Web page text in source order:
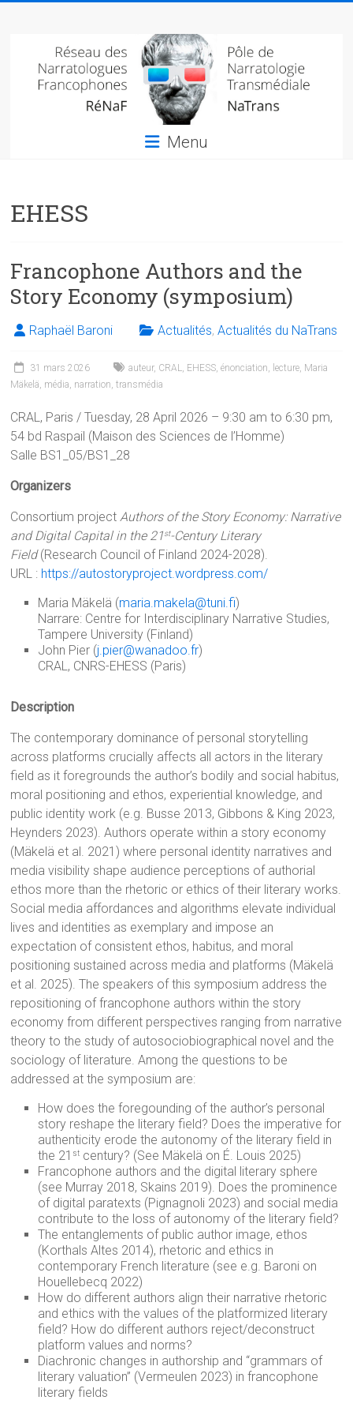
Réseau
des
narratologues
francophone
de
narratologie
(NaTrans)
Menu
EHESS
Francophone Authors and the
Story Economy (symposium)
Raphaël Baroni Actualités,Actualités du NaTrans
31 mars 2026 auteur, CRAL, EHESS,énonciation, lecture, Maria
Mäkelä, média, narration,transmédia
CRAL, Paris / Tuesday, 28 April 2026 – 9:30 am to 6:30 pm,
54 bd Raspail (Maison des Sciences de l’Homme)
Salle BS1_05/BS1_28
Organizers
Consortium projectAuthors of the Story Economy: Narrative
and Digital Capital in the 21st-Century Literary
Field(Research Council of Finland 2024-2028).
URL : https://autostoryproject.wordpress.com/
Maria Mäkelä (maria.makela@tuni.fi)
Narrare: Centre for Interdisciplinary Narrative Studies,
Tampere University (Finland)
John Pier (j.pier@wanadoo.fr)
CRAL, CNRS-EHESS (Paris)
Description
The contemporary dominance of personal storytelling
across platforms crucially affects all actors in the literary
field as it foregrounds the author’s bodily and social habitus,
moral positioning and ethos, experiential knowledge, and
public identity work (e.g. Busse 2013, Gibbons & King 2023,
Heynders 2023). Authors operate within a story economy
(Mäkelä et al. 2021) where personal identity narratives and
media visibility shape audience perceptions of authorial
ethos more than the rhetoric or ethics of their literary works.
Social media affordances and algorithms elevate individual
lives and identities as exemplary and impose an
expectation of consistent ethos, habitus, and moral
positioning sustained across media and platforms (Mäkelä
et al. 2025). The speakers of this symposium address the
repositioning of francophone authors within the story
economy from different perspectives ranging from narrative
theory to the study of autosociobiographical novel and the
sociology of literature. Among the questions to be
addressed at the symposium are:
How does the foregounding of the author’s personal
story reshape the literary field? Does the imperative for
authenticity erode the autonomy of the literary field in
the 21 st century? (See Mäkelä on É. Louis 2025)
Francophone authors and the digital literary sphere
(see Murray 2018, Skains 2019). Does the prominence
of digital paratexts (Pignagnoli 2023) and social media
contribute to the loss of autonomy of the literary field?
The entanglements of public author image, ethos
(Korthals Altes 2014), rhetoric and ethics in
contemporary French literature (see e.g. Baroni on
Houellebecq 2022)
How do different authors align their narrative rhetoric
and ethics with the values of the platformized literary
field? How do different authors reject/deconstruct
platform values and norms?
Diachronic changes in authorship and “grammars of
literary valuation” (Vermeulen 2023) in francophone
literary fields